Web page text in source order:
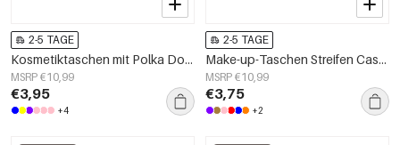
2-5 TAGE
Kosmetiktaschen mit Polka Dots, schlichtes Polyester, Alltagsaccessoires
MSRP €10,99
€3,95
+4
2-5 TAGE
Make-up-Taschen Streifen Casual Polyester Täglich Zubehör
MSRP €10,99
€3,75
+2